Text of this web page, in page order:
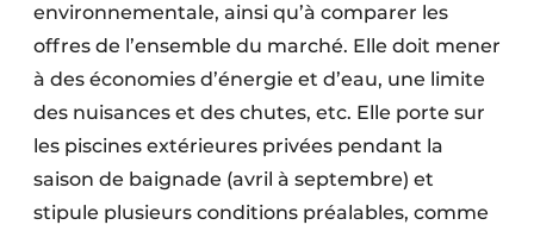
environnementale, ainsi qu’à comparer les
offres de l’ensemble du marché. Elle doit mener
à des économies d’énergie et d’eau, une limite
des nuisances et des chutes, etc. Elle porte sur
les piscines extérieures privées pendant la
saison de baignade (avril à septembre) et
stipule plusieurs conditions préalables, comme